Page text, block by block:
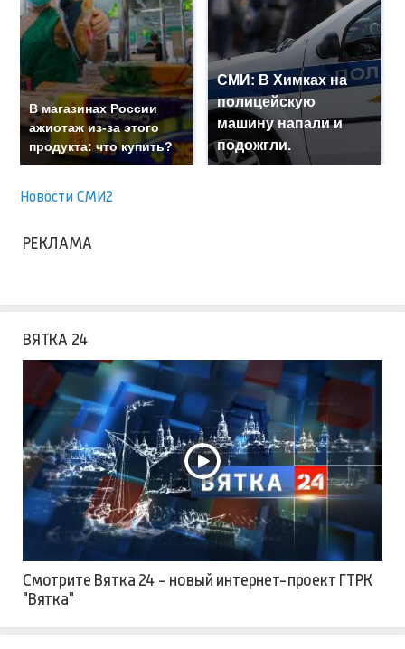
В магазинах России
ажиотаж из-за этого
продукта: что купить?
СМИ: В Химках на
полицейскую
машину напали и
подожгли.
Новости СМИ2
РЕКЛАМА
ВЯТКА 24
Смотрите Вятка 24 - новый интернет-проект ГТРК
"Вятка"